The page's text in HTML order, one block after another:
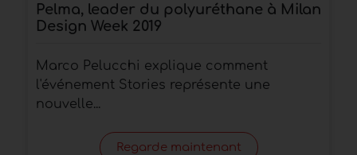
Pelma, leader du polyuréthane à Milan
Design Week 2019
Marco Pelucchi explique comment
l'événement Stories représente une
nouvelle...
Regarde maintenant